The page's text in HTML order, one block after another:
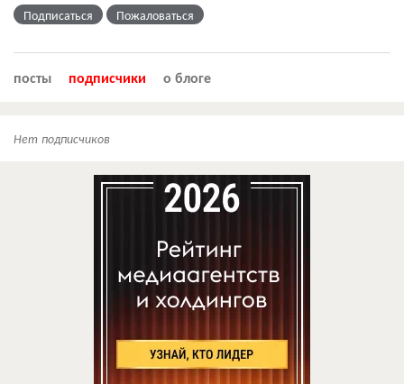
Подписаться Пожаловаться
посты подписчики о блоге
Нет подписчиков